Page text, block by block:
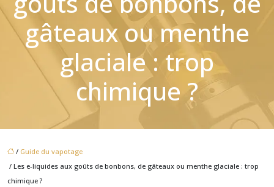
gâteaux ou menthe
glaciale : trop
chimique ?
/ Guide du vapotage
/ Les e-liquides aux goûts de bonbons, de gâteaux ou menthe glaciale : trop
chimique ?